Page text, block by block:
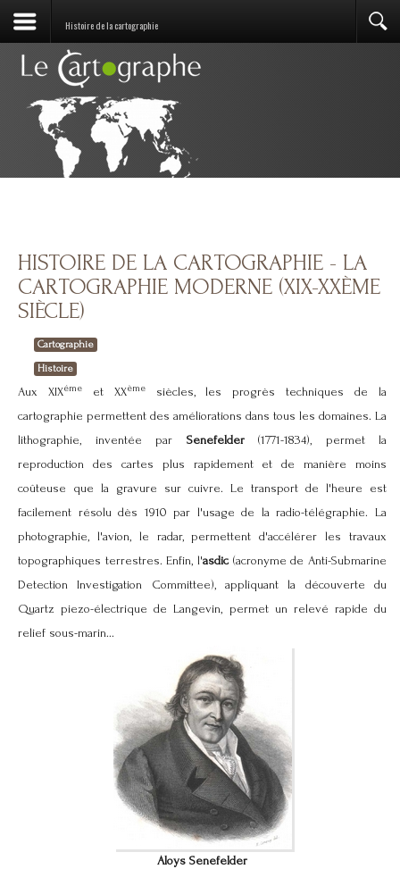
Histoire de la cartographie
HISTOIRE DE LA CARTOGRAPHIE - LA
CARTOGRAPHIE MODERNE (XIX-XXÈME
SIÈCLE)
Cartographie
Histoire
Aux XIXémeet XXèmesiècles, les progrès techniques de la
cartographie permettent des améliorations dans tous les domaines. La
lithographie, inventée par Senefelder(1771-1834), permet la
reproduction des cartes plus rapidement et de manière moins
coûteuse que la gravure sur cuivre. Le transport de l'heure est
facilement résolu dès 1910 par l'usage de la radio-télégraphie. La
photographie, l'avion, le radar, permettent d'accélérer les travaux
topographiques terrestres. Enfin, l'asdic(acronyme de Anti-Submarine
Detection Investigation Committee), appliquant la découverte du
Quartz piezo-électrique de Langevin, permet un relevé rapide du
relief sous-marin...
Aloys Senefelder